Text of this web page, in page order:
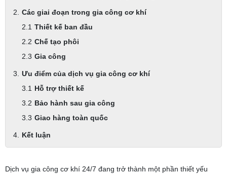
Các giai đoạn trong gia công cơ khí
Thiết kế ban đầu
Chế tạo phôi
Gia công
Ưu điểm của dịch vụ gia công cơ khí
Hỗ trợ thiết kế
Bảo hành sau gia công
Giao hàng toàn quốc
Kết luận
Dịch vụ gia công cơ khí 24/7 đang trở thành một phần thiết yếu